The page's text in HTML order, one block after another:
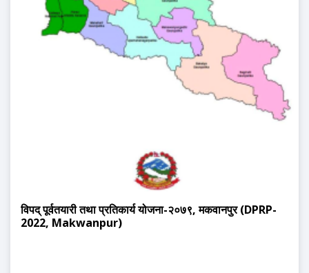
विपद् पूर्वतयारी तथा प्रतिकार्य योजना-२०७९, मकवानपुर (DPRP-
2022, Makwanpur)